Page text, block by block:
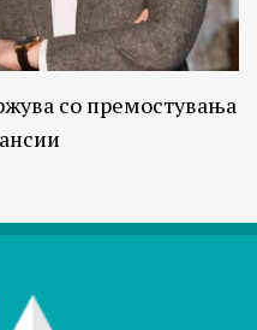
со премостувања